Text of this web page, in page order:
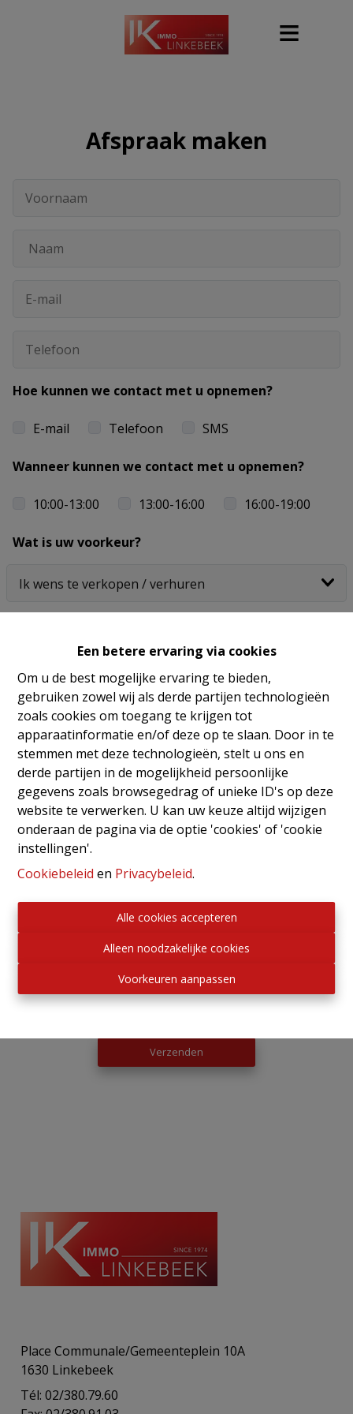
Een betere ervaring via cookies
Om u de best mogelijke ervaring te bieden,
gebruiken zowel wij als derde partijen technologieën
zoals cookies om toegang te krijgen tot
apparaatinformatie en/of deze op te slaan. Door in te
stemmen met deze technologieën, stelt u ons en
derde partijen in de mogelijkheid persoonlijke
gegevens zoals browsegedrag of unieke ID's op deze
website te verwerken. U kan uw keuze altijd wijzigen
onderaan de pagina via de optie 'cookies' of 'cookie
instellingen'.
Cookiebeleid en Privacybeleid.
Alle cookies accepteren
Alleen noodzakelijke cookies
Voorkeuren aanpassen
Afspraak maken
Hoe kunnen we contact met u opnemen?
E-mail Telefoon SMS
Wanneer kunnen we contact met u opnemen?
10:00-13:00 13:00-16:00 16:00-19:00
Wat is uw voorkeur?
verkopen / verhuren?
Ik wens op de hoogte te blijven van het aanbod.
Door dit formulier te verzenden, verklaart u zich
akkoord met onsprivacy statement
Verzenden
Place Communale/Gemeenteplein 10A
1630 Linkebeek
Tél: 02/380.79.60